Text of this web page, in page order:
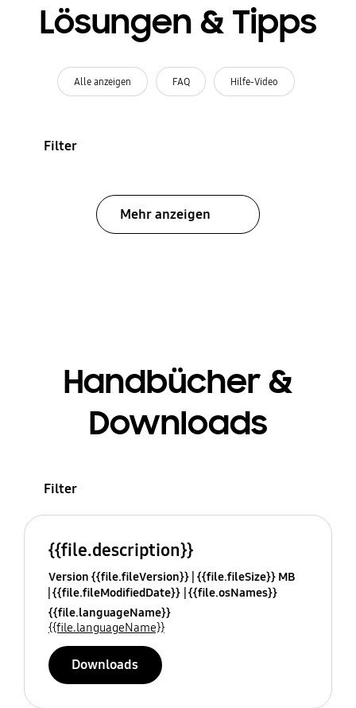
Lösungen & Tipps
Alle anzeigen FAQ Hilfe-Video
Filter
Mehr anzeigen
Handbücher &
Downloads
Filter
{{file.description}}
Version {{file.fileVersion}} {{file.fileSize}} MB
{{file.fileModifiedDate}} {{file.osNames}}
{{file.languageName}}
{{file.languageName}}
Downloads